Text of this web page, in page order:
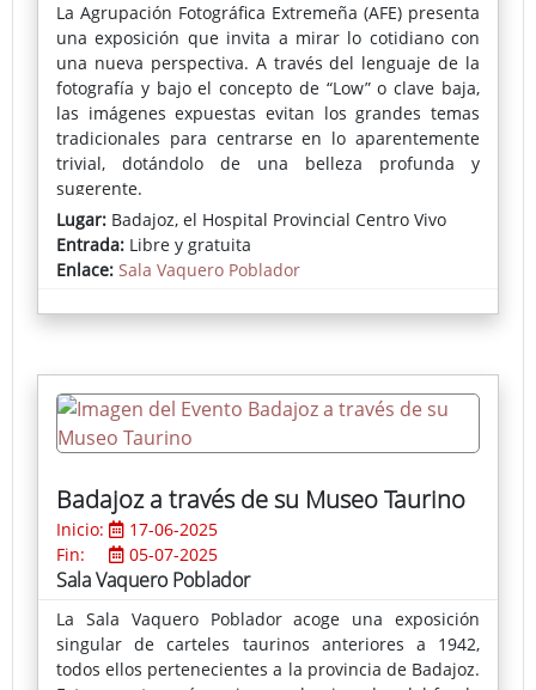
La Agrupación Fotográfica Extremeña (AFE) presenta
una exposición que invita a mirar lo cotidiano con
una nueva perspectiva. A través del lenguaje de la
fotografía y bajo el concepto de “Low” o clave baja,
las imágenes expuestas evitan los grandes temas
tradicionales para centrarse en lo aparentemente
trivial, dotándolo de una belleza profunda y
sugerente.
Esta técnica, que prescinde de zonas blancas para
sumergirse en la oscuridad, desafía la estética
superficial de lo decorativo. En su lugar, propone un
viaje emocional hacia la nostalgia, la melancolía, el
pensamiento crítico.
Lugar: Badajoz, el Hospital Provincial Centro Vivo
Entrada: Libre y gratuita
Enlace: Sala Vaquero Poblador
Badajoz a través de su Museo Taurino
Inicio:
17-06-2025
Fin:
05-07-2025
Sala Vaquero Poblador
La Sala Vaquero Poblador acoge una exposición
singular de carteles taurinos anteriores a 1942,
todos ellos pertenecientes a la provincia de Badajoz.